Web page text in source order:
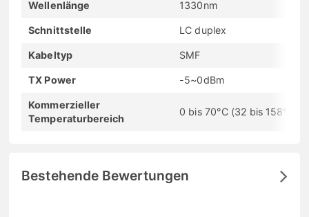
Wellenlänge 1330nm
Schnittstelle LC duplex
Kabeltyp SMF
TX Power -5~0dBm
Kommerzieller
Temperaturbereich
0 bis 70°C (32 bis 158°F)
Bestehende Bewertungen